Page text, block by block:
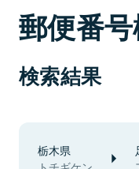
郵便番
検索結果
栃木県